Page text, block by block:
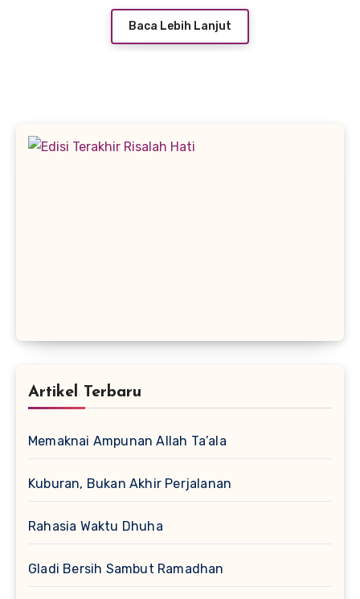
Baca Lebih Lanjut
Artikel Terbaru
Memaknai Ampunan Allah Ta’ala
Kuburan, Bukan Akhir Perjalanan
Rahasia Waktu Dhuha
Gladi Bersih Sambut Ramadhan